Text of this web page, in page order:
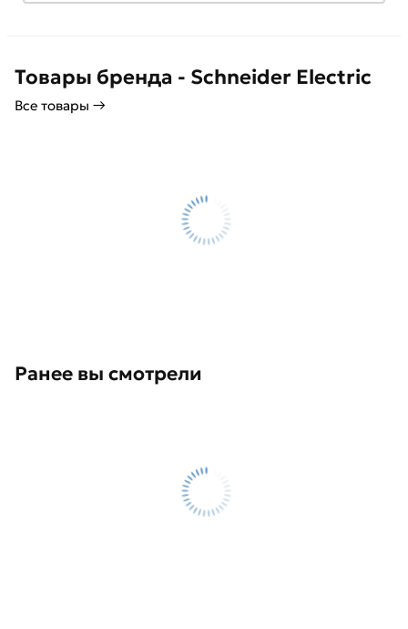
Товары бренда - Schneider Electric
Все товары →
Ранее вы смотрели